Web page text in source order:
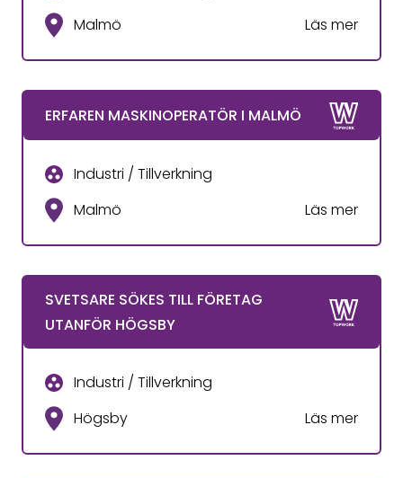
Malmö
Läs mer
ERFAREN MASKINOPERATÖR I MALMÖ
Industri / Tillverkning
Malmö
Läs mer
SVETSARE SÖKES TILL FÖRETAG
UTANFÖR HÖGSBY
Industri / Tillverkning
Högsby
Läs mer